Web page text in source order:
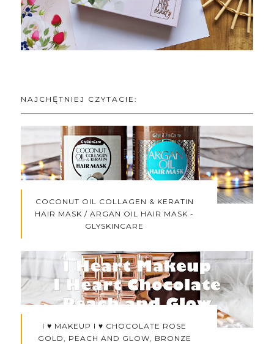
NAJCHĘTNIEJ CZYTACIE:
COCONUT OIL COLLAGEN & KERATIN
HAIR MASK / ARGAN OIL HAIR MASK -
GLYSKINCARE
I ♥ MAKEUP I ♥ CHOCOLATE ROSE
GOLD, PEACH AND GLOW, BRONZE